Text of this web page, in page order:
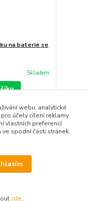
na baterie se
Skladem
z 3 Další
webu, analytické
účely cílení reklamy
vlastních preferencí
spodní části stránek.
zde.